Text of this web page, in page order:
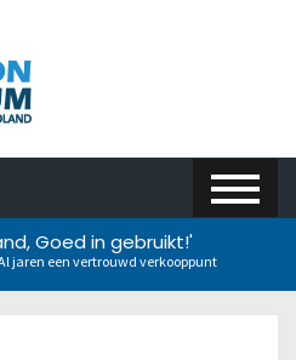
Goed in gebruikt!'
jaren een vertrouwd verkooppunt